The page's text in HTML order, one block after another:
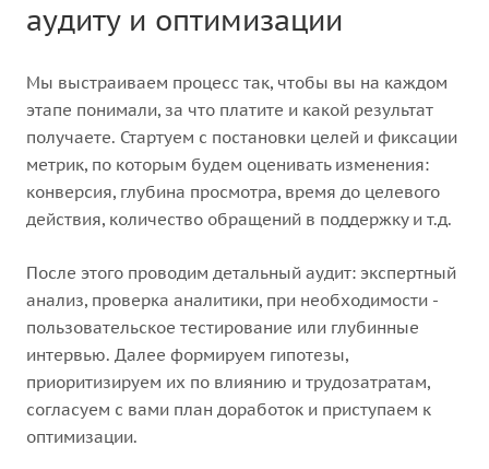
аудиту и оптимизации
Мы выстраиваем процесс так, чтобы вы на каждом
этапе понимали, за что платите и какой результат
получаете. Стартуем с постановки целей и фиксации
метрик, по которым будем оценивать изменения:
конверсия, глубина просмотра, время до целевого
действия, количество обращений в поддержку и т.д.
После этого проводим детальный аудит: экспертный
анализ, проверка аналитики, при необходимости -
пользовательское тестирование или глубинные
интервью. Далее формируем гипотезы,
приоритизируем их по влиянию и трудозатратам,
согласуем с вами план доработок и приступаем к
оптимизации.